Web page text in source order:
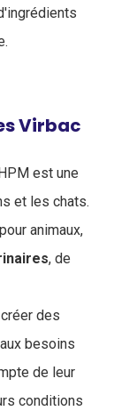
Virbac
est une
et les chats.
animaux,
, de
des
besoins
de leur
conditions